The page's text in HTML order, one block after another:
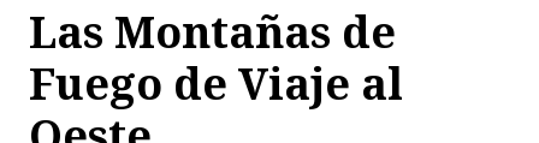
Las Montañas de
Fuego de Viaje al